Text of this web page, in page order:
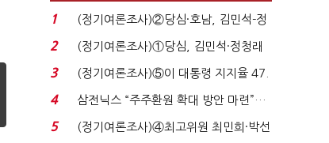
1
(정기여론조사)②당심·호남, 김민석-정
청래 '초접전'...
2
(정기여론조사)①당심, 김민석·정청래
'초접전'…대통령 ...
3
(정기여론조사)⑤이 대통령 지지율 47.
7%…일주일 만에 ...
4
삼전닉스 “주주환원 확대 방안 마련”…
로이터에 성명...
5
(정기여론조사)④최고위원 최민희·박선